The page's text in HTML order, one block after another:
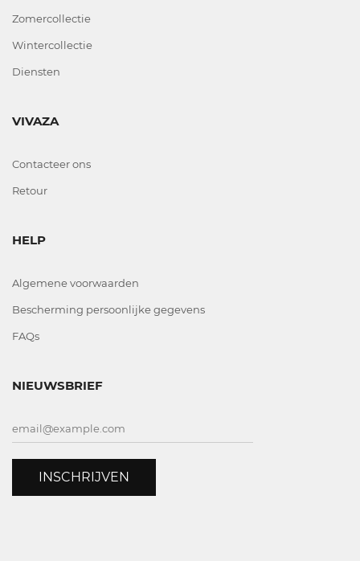
Zomercollectie
Wintercollectie
Diensten
VIVAZA
Contacteer ons
Retour
HELP
Algemene voorwaarden
Bescherming persoonlijke gegevens
FAQs
NIEUWSBRIEF
INSCHRIJVEN